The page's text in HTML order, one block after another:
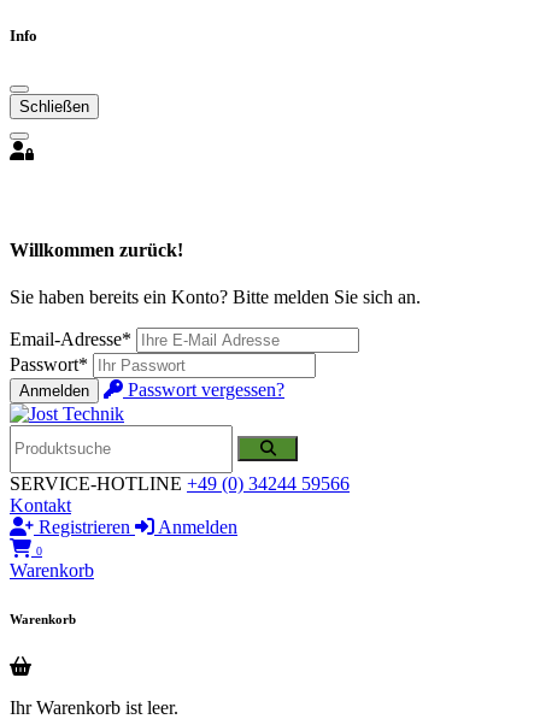
Info
Schließen
Willkommen zurück!
Sie haben bereits ein Konto? Bitte melden Sie sich an.
Email-Adresse*
Passwort*
Anmelden Passwort vergessen?
SERVICE-HOTLINE +49 (0) 34244 59566
Kontakt
Registrieren
Anmelden
0
Warenkorb
Warenkorb
Ihr Warenkorb ist leer.